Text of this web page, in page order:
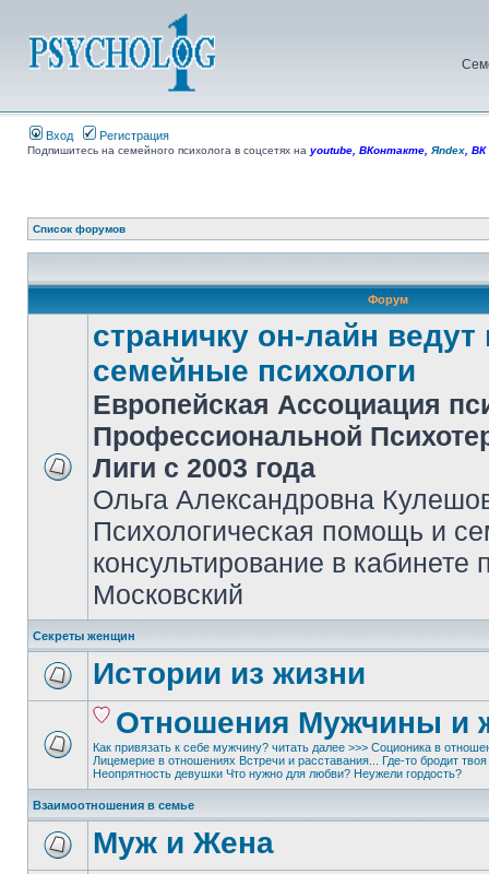
Вход Регистрация
Подпишитесь на семейного психолога в соцсетях на youtube ВКонтакте Яndex ВК
Список форумов
Форум
страничку он-лайн
семейные психологи
Европейская Ассоциация
Профессиональной
Лиги с 2003 года
Ольга Александровна
Психологическая помощь и
консультирование в кабинете
Московский
Секреты женщин
Истории из жизни
Отношения Мужчины и
Как привязать к себе мужчину? читать далее >>> Соционика в
Лицемерие в отношениях Встречи и расставания...
Где-то бродит
Неопрятность девушки Что нужно для любви? Неужели гордость?
Взаимоотношения в семье
Муж и Жена